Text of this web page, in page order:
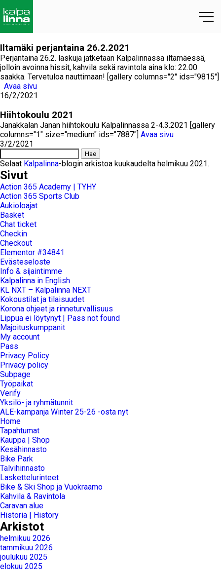
Iltamäki perjantaina 26.2.2021
Perjantaina 26.2. laskuja jatketaan Kalpalinnassa iltamäessä,
jolloin avoinna hissit, kahvila sekä ravintola aina klo: 22.00
saakka. Tervetuloa nauttimaan! [gallery columns="2" ids="9815"]
Avaa sivu
16/2/2021
Hiihtokoulu 2021
Janakkalan Janan hiihtokoulu Kalpalinnassa 2-4.3.2021 [gallery
columns="1" size="medium" ids="7887"] Avaa sivu
3/2/2021
Selaat Kalpalinna-blogin arkistoa kuukaudelta helmikuu 2021.
Sivut
Action 365 Academy | TYHY
Action 365 Sports Club
Aukioloajat
Basket
Chat ticket
Checkin
Checkout
Elementor #34841
Evästeseloste
Info & sijaintimme
Kalpalinna in English
KL NXT – Kalpalinna NEXT
Kokoustilat ja tilaisuudet
Korona ohjeet ja rinneturvallisuus
Lippua ei löytynyt | Pass not found
Majoituskumppanit
My account
Pass
Privacy Policy
Privacy policy
Subpage
Työpaikat
Verify
Yksilö- ja ryhmätunnit
ALE-kampanja Winter 25-26 -osta nyt
Home
Tapahtumat
Kauppa | Shop
Kesähinnasto
Bike Park
Talvihinnasto
Laskettelurinteet
Bike & Ski Shop ja Vuokraamo
Kahvila & Ravintola
Caravan alue
Historia | History
Arkistot
helmikuu 2026
tammikuu 2026
joulukuu 2025
elokuu 2025